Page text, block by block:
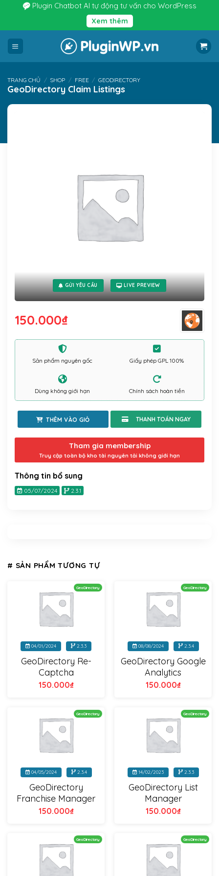
nội
dung
Plugin Chatbot AI tự động tư vấn cho WordPress
Xem thêm
TRANG CHỦ / SHOP / FREE / GEODIRECTORY
GeoDirectory Claim Listings
GỬI YÊU CẦU LIVE PREVIEW
150.000₫
Sản phẩm nguyên gốc Giấy phép GPL 100%
Dùng không giới hạn Chính sách hoàn tiền
THÊM VÀO GIỎ
Tham gia membership
Truy cập toàn bộ kho tài nguyên tải không giới hạn
Thông tin bổ sung
05/07/2024 2.3.1
# SẢN PHẨM TƯƠNG TỰ
GeoDirectory
04/01/2024 2.3.3
GeoDirectory Re-
Captcha
150.000₫
GeoDirectory
08/08/2024 2.3.4
GeoDirectory Google
Analytics
150.000₫
GeoDirectory
04/05/2024 2.3.4
GeoDirectory
Franchise Manager
150.000₫
GeoDirectory
14/02/2023 2.3.3
GeoDirectory List
Manager
150.000₫
GeoDirectory GeoDirectory